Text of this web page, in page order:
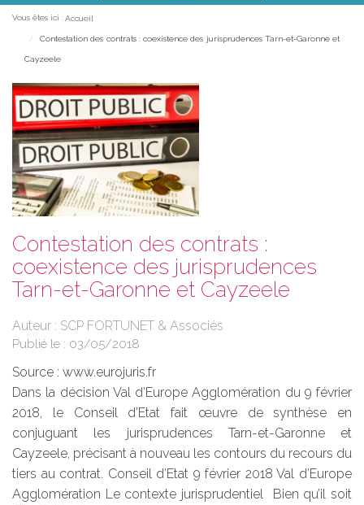
le
Vous êtes ici : Accueil
Contestation des contrats : coexistence des jurisprudences Tarn-et-Garonne et
Cayzeele
Contestation des contrats :
coexistence des jurisprudences
Tarn-et-Garonne et Cayzeele
Auteur : SCP FORTUNET & Associés
Publié le : 03/05/2018
Source : www.eurojuris.fr
Dans la décision Val d’Europe Agglomération du 9 février
2018, le Conseil d’Etat fait œuvre de synthèse en
conjuguant les jurisprudences Tarn-et-Garonne et
Cayzeele, précisant à nouveau les contours du recours du
tiers au contrat. Conseil d’Etat 9 février 2018 Val d’Europe
Agglomération Le contexte jurisprudentiel Bien qu’il soit